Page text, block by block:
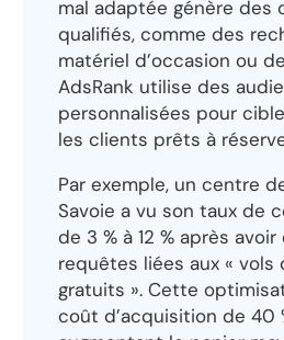
mal adaptée génère des
qualifiés, comme des
matériel d’occasion ou
AdsRank utilise des
personnalisées pour
les clients prêts à
Par exemple, un centre
Savoie a vu son taux de
de 3 % à 12 % après
requêtes liées aux « vols
gratuits ». Cette
coût d’acquisition de 40